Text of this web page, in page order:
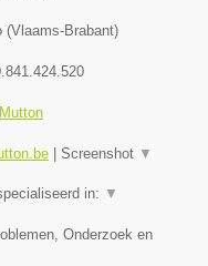
(Vlaams-Brabant)
Screenshot ▼
in: ▼
Onderzoek en